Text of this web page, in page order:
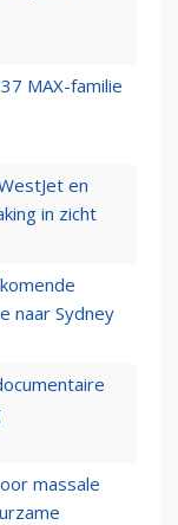
MAX-familie
en
in zicht
naar Sydney
massale